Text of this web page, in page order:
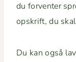
du for­ven­ter
opskrift, du
Du kan også